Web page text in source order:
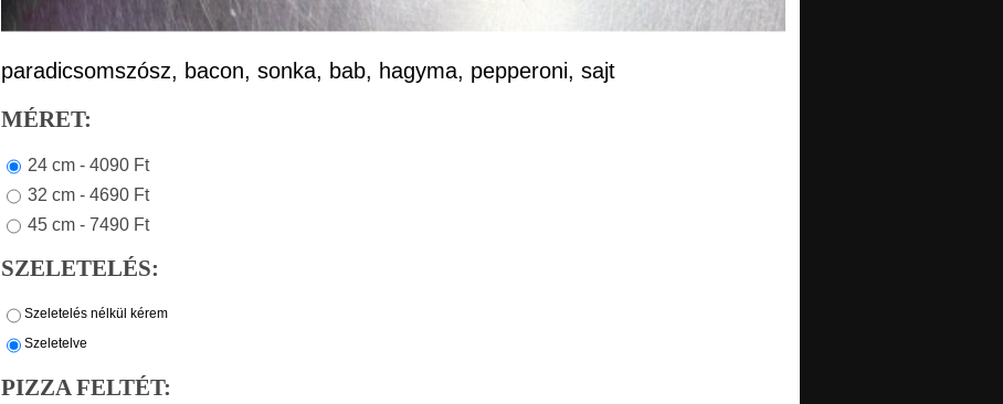
paradicsomszósz, bacon, sonka, bab, hagyma, pepperoni, sajt
MÉRET:
24 cm - 4090 Ft
32 cm - 4690 Ft
45 cm - 7490 Ft
SZELETELÉS:
Szeletelés nélkül kérem
Szeletelve
PIZZA FELTÉT: